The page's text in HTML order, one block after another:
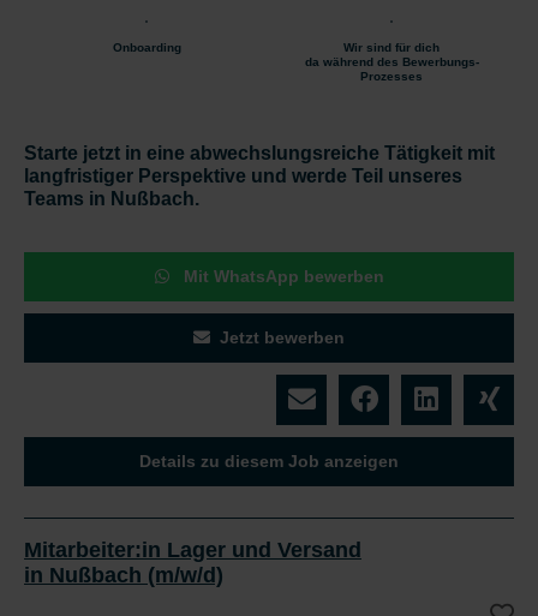
Onboarding
Wir sind für dich
da während des Bewerbungs-
Prozesses
Starte jetzt in eine abwechslungsreiche Tätigkeit mit
langfristiger Perspektive und werde Teil unseres
Teams in Nußbach.
Mit WhatsApp bewerben
Jetzt bewerben
Details zu diesem Job anzeigen
Mitarbeiter:in Lager und Versand
in Nußbach (m/w/d)